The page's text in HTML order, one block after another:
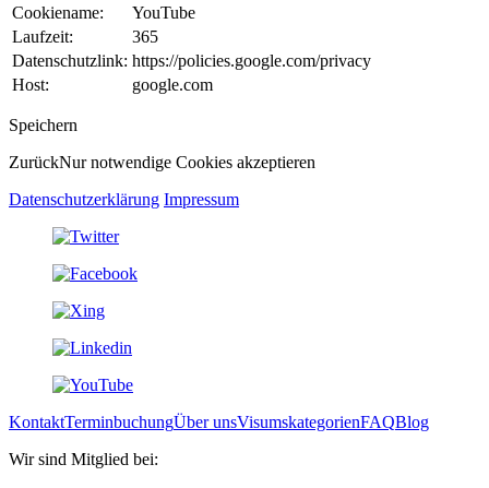
Cookiename:
YouTube
Laufzeit:
365
Datenschutzlink: https://policies.google.com/privacy
Host:
google.com
Speichern
ZurückNur notwendige Cookies akzeptieren
Datenschutzerklärung Impressum
KontaktTerminbuchungÜber unsVisumskategorienFAQBlog
Wir sind Mitglied bei: